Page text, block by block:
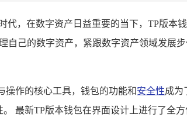
，在数字资产日益重要的当下，TP版本
己的数字资产，紧跟数字资产领域发展
操作的核心工具，钱包的功能和安全性成为
最新TP版本钱包在界面设计上进行了全